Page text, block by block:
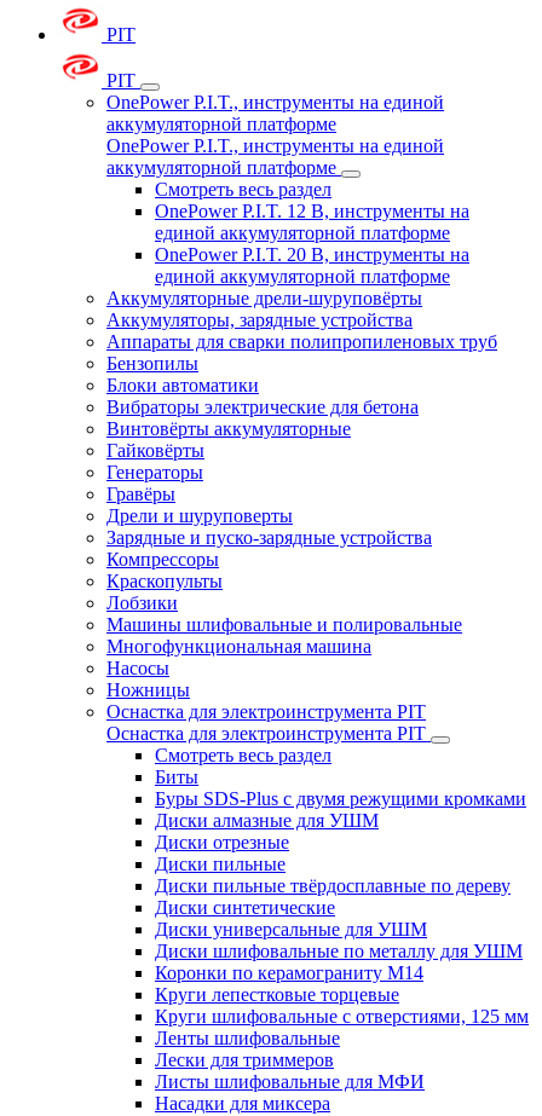
PIT
PIT
OnePower P.I.T., инструменты на единой
аккумуляторной платформе
OnePower P.I.T., инструменты на единой
аккумуляторной платформе
Смотреть весь раздел
OnePower P.I.T. 12 В, инструменты на
единой аккумуляторной платформе
OnePower P.I.T. 20 В, инструменты на
единой аккумуляторной платформе
Аккумуляторные дрели-шуруповёрты
Аккумуляторы, зарядные устройства
Аппараты для сварки полипропиленовых труб
Бензопилы
Блоки автоматики
Вибраторы электрические для бетона
Винтовёрты аккумуляторные
Гайковёрты
Генераторы
Гравёры
Дрели и шуруповерты
Зарядные и пуско-зарядные устройства
Компрессоры
Краскопульты
Лобзики
Машины шлифовальные и полировальные
Многофункциональная машина
Насосы
Ножницы
Оснастка для электроинструмента PIT
Оснастка для электроинструмента PIT
Смотреть весь раздел
Биты
Буры SDS-Plus c двумя режущими кромками
Диски алмазные для УШМ
Диски отрезные
Диски пильные
Диски пильные твёрдосплавные по дереву
Диски синтетические
Диски универсальные для УШМ
Диски шлифовальные по металлу для УШМ
Коронки по керамограниту M14
Круги лепестковые торцевые
Круги шлифовальные с отверстиями, 125 мм
Ленты шлифовальные
Лески для триммеров
Листы шлифовальные для МФИ
Насадки для миксера